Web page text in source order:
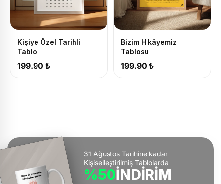
Kişiye Özel Tarihli
Tablo
199.90 ₺
Bizim Hikâyemiz
Tablosu
199.90 ₺
31 Ağustos Tarihine kadar
Kişiselleştirilmiş Tablolarda
%50İNDİRİM